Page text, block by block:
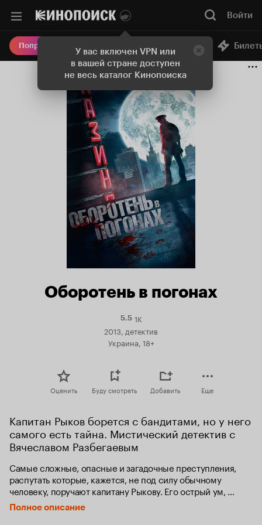
У вас включен VPN или
в вашей стране доступен
не весь каталог Кинопоиска
Войти
Попробовать Плюс Онлайн-кинотеатр
Оборотень в погонах
5.5Рейтинг
5.5
1K
2013, детектив
Украина, 18+
Оценить Буду смотреть Добавить Еще
Капитан Рыков борется с бандитами, но у него
самого есть тайна. Мистический детектив с
Вячеславом Разбегаевым
Самые сложные, опасные и загадочные преступления,
распутать которые, кажется, не под силу обычному
человеку, поручают капитану Рыкову. Его острый ум,
многолетний опыт, здоровый цинизм и молниеносная
реакция не только способствуют высокой
Полное описание